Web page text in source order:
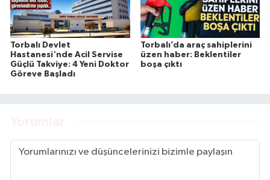
Torbalı Devlet
Hastanesi'nde Acil Servise
Güçlü Takviye: 4 Yeni Doktor
Göreve Başladı
Torbalı’da araç sahiplerini
üzen haber: Beklentiler
boşa çıktı